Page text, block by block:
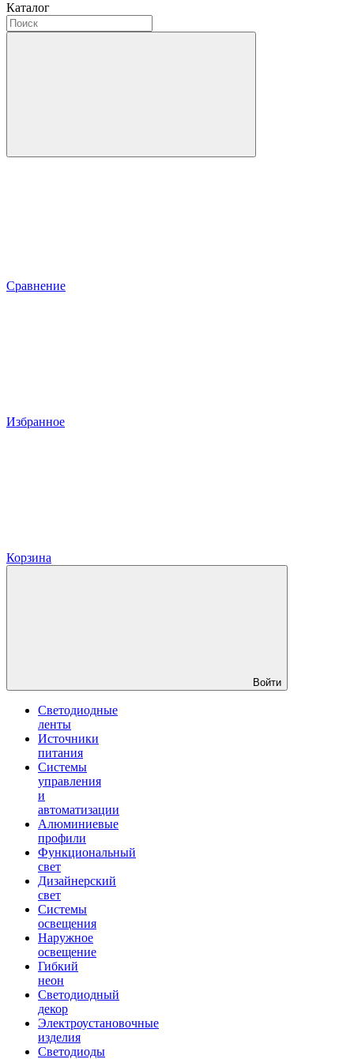
Каталог
Сравнение
Избранное
Корзина
Войти
Светодиодные
ленты
Источники
питания
Системы
управления
и
автоматизации
Алюминиевые
профили
Функциональный
свет
Дизайнерский
свет
Системы
освещения
Наружное
освещение
Гибкий
неон
Светодиодный
декор
Электроустановочные
изделия
Светодиоды